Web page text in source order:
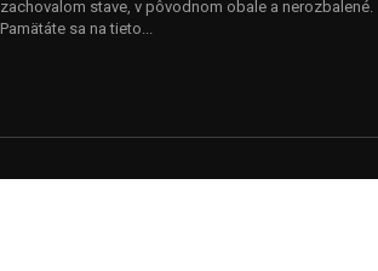
zachovalom stave, v pôvodnom obale a nerozbalené.
Pamätáte sa na tieto...